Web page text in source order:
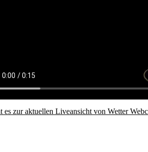
es zur aktuellen Liveansicht von Wetter